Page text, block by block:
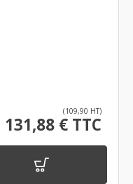
(109,90 HT)
131,88 € TTC